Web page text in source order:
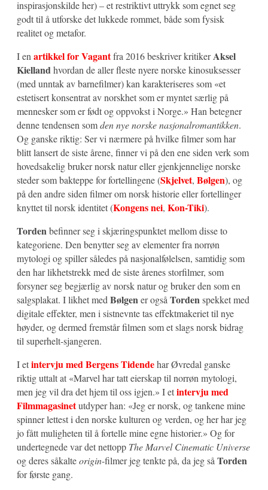
inspirasjonskilde her) – et restriktivt uttrykk som egnet seg
godt til å utforske det lukkede rommet, både som fysisk
realitet og metafor.
I enartikkel for Vagantfra 2016 beskriver kritikerAksel
Kiellandhvordan de aller fleste nyere norske kinosuksesser
(med unntak av barnefilmer) kan karakteriseres som «et
estetisert konsentrat av norskhet som er myntet særlig på
mennesker som er født og oppvokst i Norge.» Han betegner
denne tendensen somden nye norske nasjonalromantikken.
Og ganske riktig: Ser vi nærmere på hvilke filmer som har
blitt lansert de siste årene, finner vi på den ene siden verk som
hovedsakelig bruker norsk natur eller gjenkjennelige norske
steder som bakteppe for fortellingene (Skjelvet, Bølgen), og
på den andre siden filmer om norsk historie eller fortellinger
knyttet til norsk identitet (Kongens nei, Kon-Tiki).
Tordenbefinner seg i skjæringspunktet mellom disse to
kategoriene. Den benytter seg av elementer fra norrøn
mytologi og spiller således på nasjonalfølelsen, samtidig som
den har likhetstrekk med de siste årenes storfilmer, som
forsyner seg begjærlig av norsk natur og bruker den som en
salgsplakat. I likhet medBølgener ogsåTordenspekket med
digitale effekter, men i sistnevnte tas effektmakeriet til nye
høyder, og dermed fremstår filmen som et slags norsk bidrag
til superhelt-sjangeren.
I etintervju med Bergens Tidendehar Øvredal ganske
riktig uttalt at «Marvel har tatt eierskap til norrøn mytologi,
men jeg vil dra det hjem til oss igjen.» I etintervju med
Filmmagasinetutdyper han: «Jeg er norsk, og tankene mine
spinner lettest i den norske kulturen og verden, og her har jeg
jo fått muligheten til å fortelle mine egne historier.» Og for
undertegnede var det nettopp The Marvel Cinematic Universe
og deres såkalteorigin-filmer jeg tenkte på, da jeg såTorden
for første gang.